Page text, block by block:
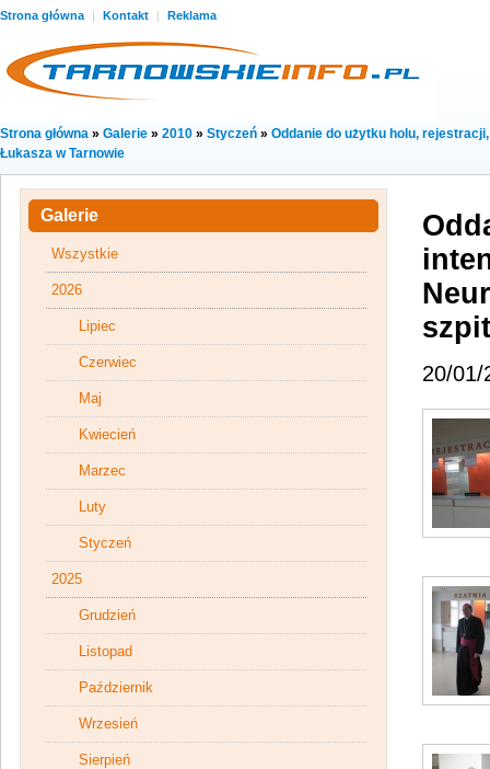
Strona główna | Kontakt | Reklama
Strona główna » Galerie » 2010 » Styczeń » Oddanie do użytku holu,
Łukasza w Tarnowie
20/01/
Galerie
Wszystkie
2026
Lipiec
Czerwiec
Maj
Kwiecień
Marzec
Luty
Styczeń
2025
Grudzień
Listopad
Październik
Wrzesień
Sierpień